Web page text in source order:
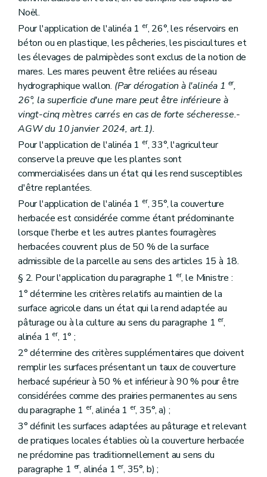
Noël.
Pour l'application de l'alinéa 1 er, 26°, les réservoirs en
béton ou en plastique, les pêcheries, les piscicultures et
les élevages de palmipèdes sont exclus de la notion de
mares. Les mares peuvent être reliées au réseau
hydrographique wallon. (Par dérogation à l'alinéa 1 er,
26°, la superficie d'une mare peut être inférieure à
vingt-cinq mètres carrés en cas de forte sécheresse.-
AGW du 10 janvier 2024, art.1).
Pour l'application de l'alinéa 1 er, 33°, l'agriculteur
conserve la preuve que les plantes sont
commercialisées dans un état qui les rend susceptibles
d'être replantées.
Pour l'application de l'alinéa 1 er, 35°, la couverture
herbacée est considérée comme étant prédominante
lorsque l'herbe et les autres plantes fourragères
herbacées couvrent plus de 50 % de la surface
admissible de la parcelle au sens des articles 15 à 18.
§ 2. Pour l'application du paragraphe 1 er, le Ministre :
1° détermine les critères relatifs au maintien de la
surface agricole dans un état qui la rend adaptée au
pâturage ou à la culture au sens du paragraphe 1 er,
alinéa 1 er, 1° ;
2° détermine des critères supplémentaires que doivent
remplir les surfaces présentant un taux de couverture
herbacé supérieur à 50 % et inférieur à 90 % pour être
considérées comme des prairies permanentes au sens
du paragraphe 1 er, alinéa 1 er, 35°, a) ;
3° définit les surfaces adaptées au pâturage et relevant
de pratiques locales établies où la couverture herbacée
ne prédomine pas traditionnellement au sens du
paragraphe 1 er, alinéa 1 er, 35°, b) ;